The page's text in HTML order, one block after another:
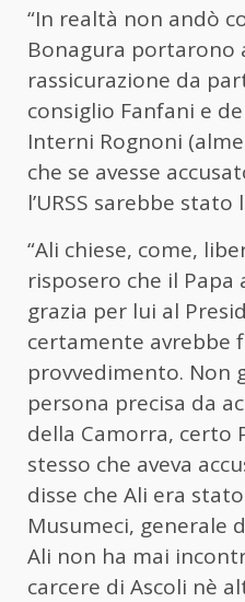
“In realtà non andò
Bonagura portarono
rassicurazione da
consiglio Fanfani e
Interni Rognoni
che se avesse
l’URSS sarebbe
“Ali chiese, come,
risposero che il Papa
grazia per lui al
certamente avrebbe
provvedimento. Non
persona precisa da
della Camorra, certo
stesso che aveva
disse che Ali era
Musumeci, generale
Ali non ha mai
carcere di Ascoli nè